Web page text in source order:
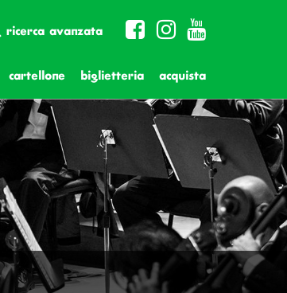
ricerca avanzata
cartellone biglietteria acquista